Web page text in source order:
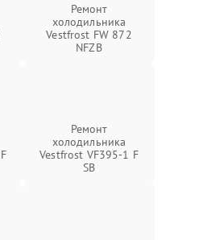
Ремонт
холодильника
Vestfrost FW 872
NFZВ
Ремонт
холодильника
Vestfrost VF395-1 F
SB